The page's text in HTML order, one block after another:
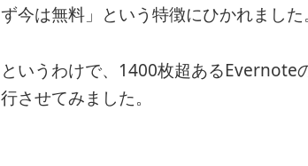
ず今は無料」という特徴にひかれました
というわけで、1400枚超ある
行させてみました。